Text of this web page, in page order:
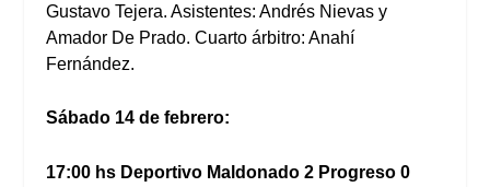
Gustavo Tejera. Asistentes: Andrés Nievas y
Amador De Prado. Cuarto árbitro: Anahí
Fernández.
Sábado 14 de febrero:
17:00 hs Deportivo Maldonado 2 Progreso 0